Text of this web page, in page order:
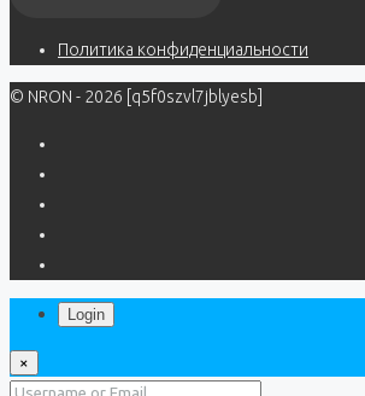
Политика конфиденциальности
© NRON - 2026 [q5f0szvl7jblyesb]
Login
×